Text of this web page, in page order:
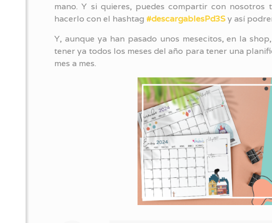
mano. Y si quieres, puedes compartir con nosotros
hacerlo con el hashtag #descargablesPd3Sy así
Y, aunque ya han pasado unos mesecitos, en la
tener ya todos los meses del año para tener una
mes a mes.